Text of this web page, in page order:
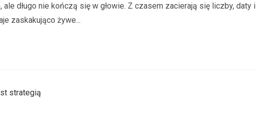
długo nie kończą się w głowie. Z czasem zacierają się liczby, daty i
zaskakująco żywe...